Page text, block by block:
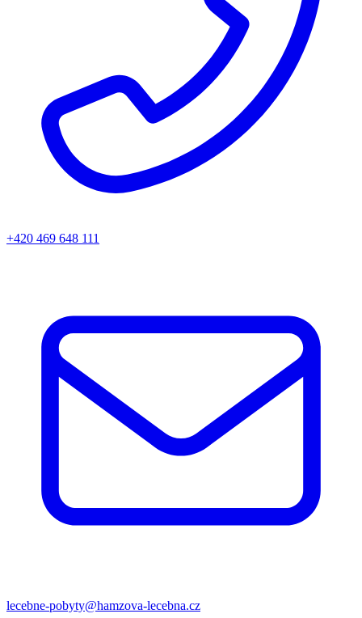
+420 469 648 111
lecebne-pobyty@hamzova-lecebna.cz